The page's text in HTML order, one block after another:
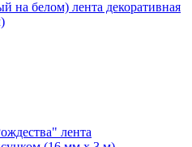
на белом) лента декоративная